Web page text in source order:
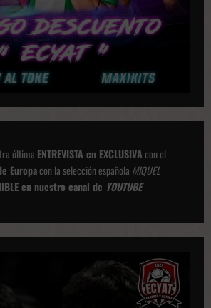
última ENTREVISTA en EXCLUSIVAcon el
Europacon la selección española MIQUEL
en nuestro canal de YOUTUBE